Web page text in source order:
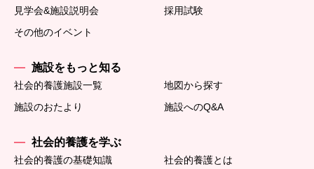
見学会&施設説明会
採用試験
その他のイベント
施設をもっと知る
社会的養護施設一覧
地図から探す
施設のおたより
施設へのQ&A
社会的養護を学ぶ
社会的養護の基礎知識
社会的養護とは